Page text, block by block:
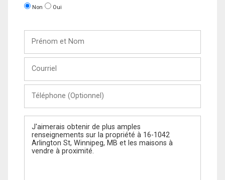
Non Oui
Nom
(Optionnel)
Message